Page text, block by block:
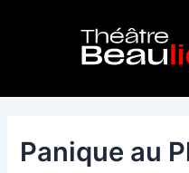
Panique au